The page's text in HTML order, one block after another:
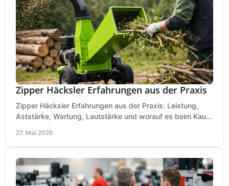
Zipper Häcksler Erfahrungen aus der Praxis
Zipper Häcksler Erfahrungen aus der Praxis: Leistung,
Aststärke, Wartung, Lautstärke und worauf es beim Kauf
27. Mai 2026